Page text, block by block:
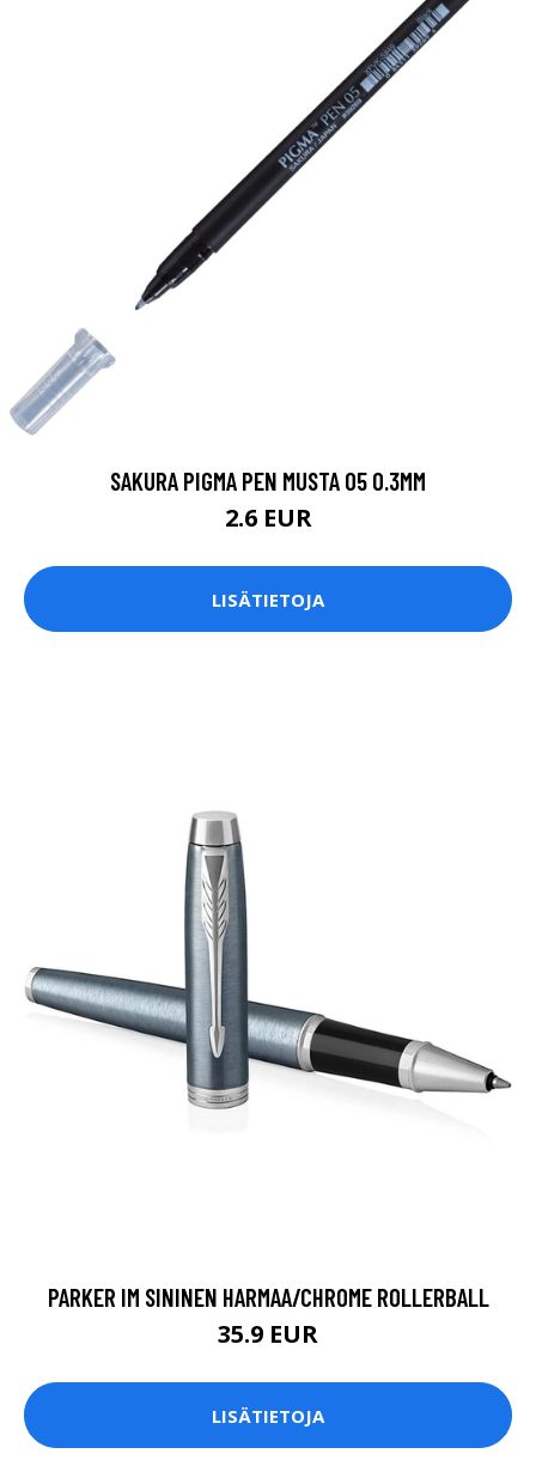
SAKURA PIGMA PEN MUSTA 05 0.3MM
2.6 EUR
LISÄTIETOJA
PARKER IM SININEN HARMAA/CHROME ROLLERBALL
35.9 EUR
LISÄTIETOJA